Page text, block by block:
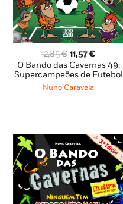
12,85€ O
preço
original
era:
11,57€O
preço
atual
O Bando das Cavernas 49:
Supercampeões de Futebol
Nuno Caravela